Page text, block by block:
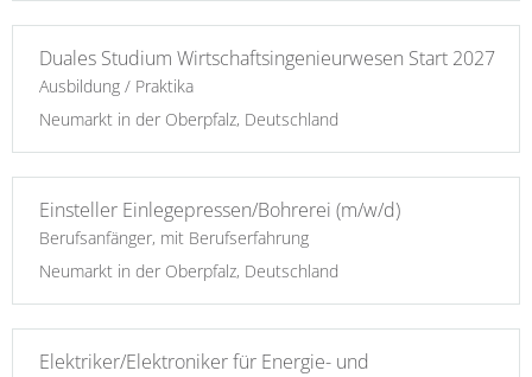
Duales Studium Wirtschaftsingenieurwesen Start 2027
Ausbildung / Praktika
Neumarkt in der Oberpfalz, Deutschland
Einsteller Einlegepressen/Bohrerei (m/w/d)
Berufsanfänger, mit Berufserfahrung
Neumarkt in der Oberpfalz, Deutschland
Elektriker/Elektroniker für Energie- und